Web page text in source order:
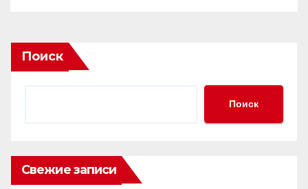
Поиск
Поиск
Свежие записи